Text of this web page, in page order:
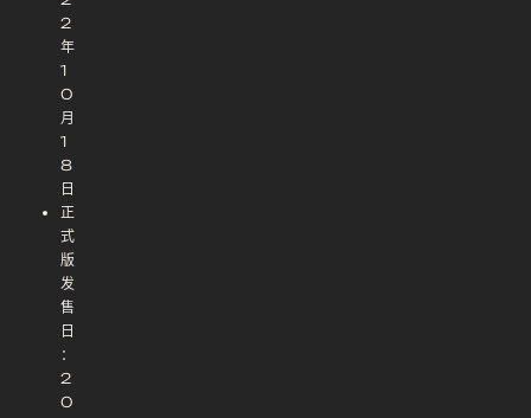
2
年
1
0
月
1
8
日
正
式
版
发
售
日
：
2
0